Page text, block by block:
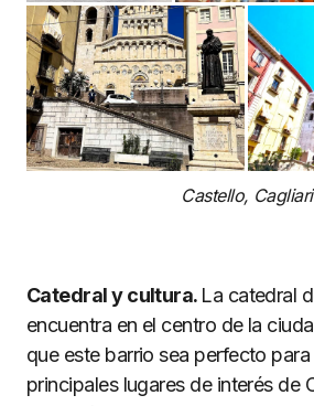
Castello, Cagliari
Catedral y cultura. La catedral
encuentra en el centro de la
que este barrio sea perfecto
principales lugares de interés de